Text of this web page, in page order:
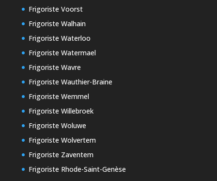
Frigoriste Voorst
Frigoriste Walhain
Frigoriste Waterloo
Frigoriste Watermael
Frigoriste Wavre
Frigoriste Wauthier-Braine
Frigoriste Wemmel
Frigoriste Willebroek
Frigoriste Woluwe
Frigoriste Wolvertem
Frigoriste Zaventem
Frigoriste Rhode-Saint-Genèse